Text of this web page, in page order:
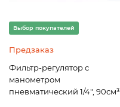
Выбор покупателей
Предзаказ
Фильтр-регулятор с
манометром
пневматический 1/4″, 90см³,